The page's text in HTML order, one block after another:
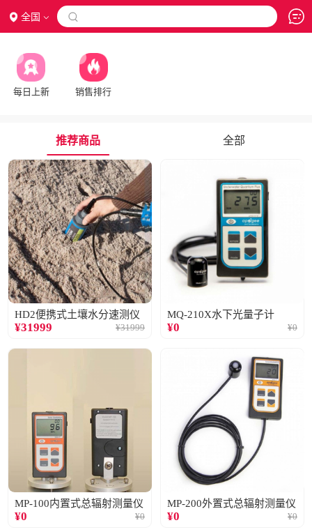
全国 
每日上新 销售排行
推荐商品 全部
HD2便携式土壤水分速测仪
¥31999 ¥31999
MQ-210X水下光量子计
¥0 ¥0
MP-100内置式总辐射测量仪
¥0 ¥0
MP-200外置式总辐射测量仪
¥0 ¥0